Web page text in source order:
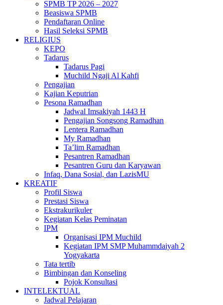
SPMB TP 2026 – 2027
Beasiswa SPMB
Pendaftaran Online
Hasil Seleksi SPMB
RELIGIUS
KEPO
Tadarus
Tadarus Pagi
Muchild Ngaji Al Kahfi
Pengajian
Kajian Keputrian
Pesona Ramadhan
Jadwal Imsakiyah 1443 H
Pengajian Songsong Ramadhan
Lentera Ramadhan
My Ramadhan
Ta’lim Ramadhan
Pesantren Ramadhan
Pesantren Guru dan Karyawan
Infaq, Dana Sosial, dan LazisMU
KREATIF
Profil Siswa
Prestasi Siswa
Ekstrakurikuler
Kegiatan Kelas Peminatan
IPM
Organisasi IPM Muchild
Kegiatan IPM SMP Muhammdaiyah 2
Yogyakarta
Tata tertib
Bimbingan dan Konseling
Pojok Konsultasi
INTELEKTUAL
Jadwal Pelajaran